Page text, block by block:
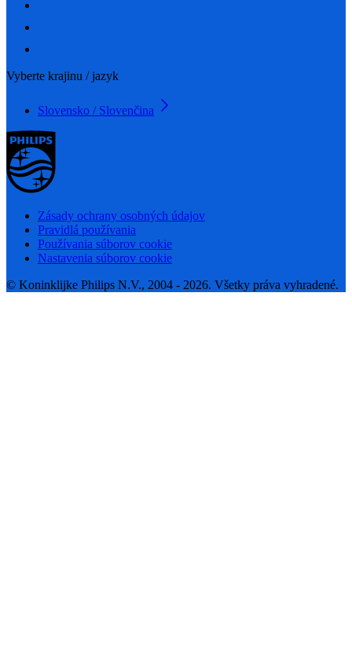
Vyberte krajinu / jazyk
Slovensko / Slovenčina
Zásady ochrany osobných údajov
Pravidlá používania
Používania súborov cookie
Nastavenia súborov cookie
© Koninklijke Philips N.V., 2004 - 2026. Všetky práva vyhradené.